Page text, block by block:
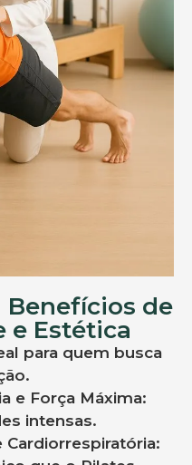
Benefícios de
e Estética
para quem busca
e Força Máxima:
intensas.
Cardiorrespiratória: